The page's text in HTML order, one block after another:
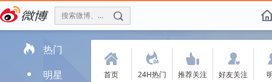
搜索微博、找人 f
 热门
D 明星
(
首页
.
24H热门
'
推荐关注
:
好友关注